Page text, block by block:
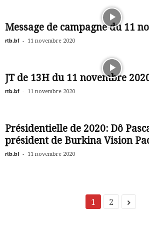
Message de campagne du 11
rtb.bf - 11 novembre 2020
JT de 13H du 11 novembre
rtb.bf - 11 novembre 2020
Présidentielle de 2020: Dô
président de Burkina Vision
rtb.bf - 11 novembre 2020
1 2